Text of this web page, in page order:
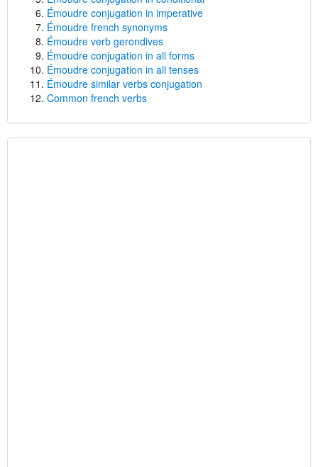
Émoudre conjugation in imperative
Émoudre french synonyms
Émoudre verb gerondives
Émoudre conjugation in all forms
Émoudre conjugation in all tenses
Émoudre similar verbs conjugation
Common french verbs